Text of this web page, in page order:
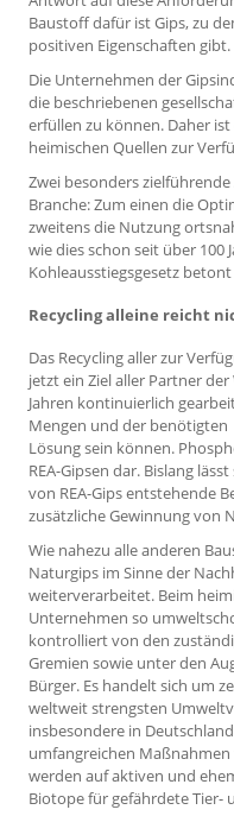
Baustoff dafür ist Gips, zu
positiven Eigenschaften gibt.
Die Unternehmen der
die beschriebenen
erfüllen zu können. Daher
heimischen Quellen zur
Zwei besonders
Branche: Zum einen die
zweitens die Nutzung
wie dies schon seit über 100
Kohleausstiegsgesetz
Recycling alleine reicht
Das Recycling aller zur
jetzt ein Ziel aller Partner
Jahren kontinuierlich
Mengen und der benötigten
Lösung sein können.
REA-Gipsen dar. Bislang
von REA-Gips entstehende
zusätzliche Gewinnung von
Wie nahezu alle anderen
Naturgips im Sinne der
weiterverarbeitet. Beim
Unternehmen so
kontrolliert von den
Gremien sowie unter den
Bürger. Es handelt sich um
weltweit strengsten
insbesondere in
umfangreichen
werden auf aktiven und
Biotope für gefährdete Tier-